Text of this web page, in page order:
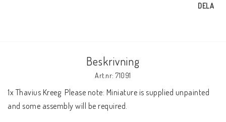
DELA
Beskrivning
Art.nr: 71091
1x Thavius Kreeg  Please note: Miniature is supplied unpainted
and some assembly will be required.